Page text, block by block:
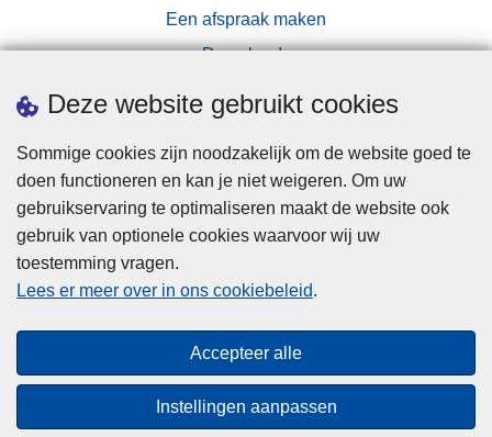
Deze website gebruikt cookies
Sommige cookies zijn noodzakelijk om de website goed te
doen functioneren en kan je niet weigeren. Om uw
gebruikservaring te optimaliseren maakt de website ook
gebruik van optionele cookies waarvoor wij uw
toestemming vragen.
Lees er meer over in ons cookiebeleid.
Accepteer alle
Instellingen aanpassen
Een afspraak maken
Downloads
Pers
Privacy
Toegankelijkheid